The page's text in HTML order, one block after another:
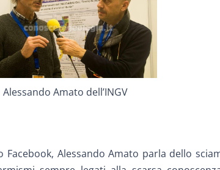
Alessando Amato dell’INGV
Alessando Amato parla dello